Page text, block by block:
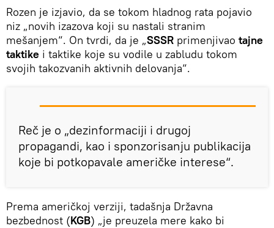
Rozen je izjavio, da se tokom hladnog rata pojavio
niz „novih izazova koji su nastali stranim
mešanjem“. On tvrdi, da je „SSSR primenjivao tajne
taktike i taktike koje su vodile u zabludu tokom
svojih takozvanih aktivnih delovanja“.
Reč je o „dezinformaciji i drugoj
propagandi, kao i sponzorisanju publikacija
koje bi potkopavale američke interese“.
Prema američkoj verziji, tadašnja Državna
bezbednost (KGB) „je preuzela mere kako bi